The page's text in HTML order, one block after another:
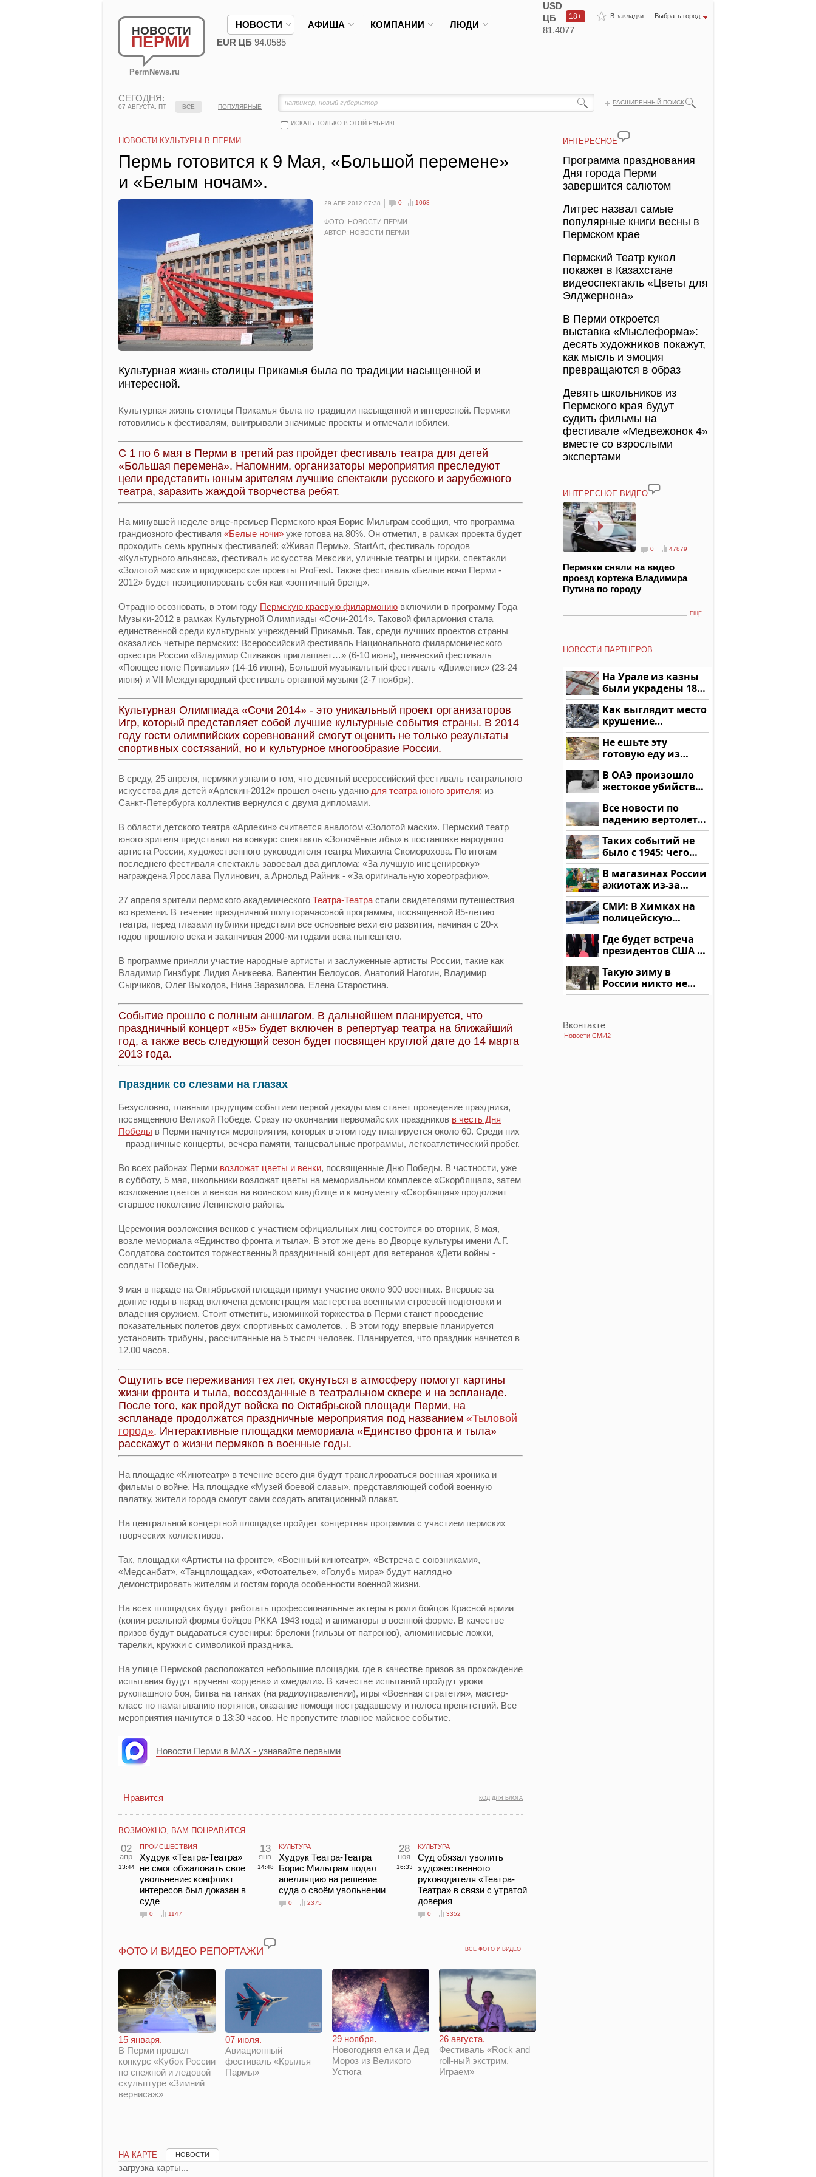
НОВОСТИ
ПЕРМИ
PermNews.ru
В закладки Выбрать город
18+
НОВОСТИ АФИША КОМПАНИИ ЛЮДИ
USD
ЦБ
81.4077
EUR ЦБ 94.0585
СЕГОДНЯ:
07 АВГУСТА, ПТ
РАСШИРЕННЫЙ ПОИСК
ИСКАТЬ ТОЛЬКО В ЭТОЙ РУБРИКЕ
ВСЕ ПОПУЛЯРНЫЕ
НОВОСТИ КУЛЬТУРЫ В ПЕРМИ
Пермь готовится к 9 Мая, «Большой перемене»
и «Белым ночам».
29 АПР 2012 07:38 0 1068
ФОТО: НОВОСТИ ПЕРМИ
АВТОР: НОВОСТИ ПЕРМИ
Культурная жизнь столицы Прикамья была по традиции насыщенной и
интересной.
Культурная жизнь столицы Прикамья была по традиции насыщенной и интересной. Пермяки
готовились к фестивалям, выигрывали значимые проекты и отмечали юбилеи.
С 1 по 6 мая в Перми в третий раз пройдет фестиваль театра для детей
«Большая перемена». Напомним, организаторы мероприятия преследуют
цели представить юным зрителям лучшие спектакли русского и зарубежного
театра, заразить жаждой творчества ребят.
На минувшей неделе вице-премьер Пермского края Борис Мильграм сообщил, что программа
грандиозного фестиваля «Белые ночи» уже готова на 80%. Он отметил, в рамках проекта будет
проходить семь крупных фестивалей: «Живая Пермь», StartArt, фестиваль городов
«Культурного альянса», фестиваль искусства Мексики, уличные театры и цирки, спектакли
«Золотой маски» и продюсерские проекты ProFest. Также фестиваль «Белые ночи Перми -
2012» будет позиционировать себя как «зонтичный бренд».
Отрадно осозновать, в этом году Пермскую краевую филармонию включили в программу Года
Музыки-2012 в рамках Культурной Олимпиады «Сочи-2014». Таковой филармония стала
единственной среди культурных учреждений Прикамья. Так, среди лучших проектов страны
оказались четыре пермских: Всероссийский фестиваль Национального филармонического
оркестра России «Владимир Спиваков приглашает…» (6-10 июня), певческий фестиваль
«Поющее поле Прикамья» (14-16 июня), Большой музыкальный фестиваль «Движение» (23-24
июня) и VII Международный фестиваль органной музыки (2-7 ноября).
Культурная Олимпиада «Сочи 2014» - это уникальный проект организаторов
Игр, который представляет собой лучшие культурные события страны. В 2014
году гости олимпийских соревнований смогут оценить не только результаты
спортивных состязаний, но и культурное многообразие России.
В среду, 25 апреля, пермяки узнали о том, что девятый всероссийский фестиваль театрального
искусства для детей «Арлекин-2012» прошел очень удачно для театра юного зрителя: из
Санкт-Петербурга коллектив вернулся с двумя дипломами.
В области детского театра «Арлекин» считается аналогом «Золотой маски». Пермский театр
юного зрителя представил на конкурс спектакль «Золочёные лбы» в постановке народного
артиста России, художественного руководителя театра Михаила Скоморохова. По итогам
последнего фестиваля спектакль завоевал два диплома: «За лучшую инсценировку»
награждена Ярослава Пулинович, а Арнольд Райник - «За оригинальную хореографию».
27 апреля зрители пермского академического Театра-Театра стали свидетелями путешествия
во времени. В течение праздничной полуторачасовой программы, посвященной 85-летию
театра, перед глазами публики предстали все основные вехи его развития, начиная с 20-х
годов прошлого века и заканчивая 2000-ми годами века нынешнего.
В программе приняли участие народные артисты и заслуженные артисты России, такие как
Владимир Гинзбург, Лидия Аникеева, Валентин Белоусов, Анатолий Нагогин, Владимир
Сырчиков, Олег Выходов, Нина Заразилова, Елена Старостина.
Событие прошло с полным аншлагом. В дальнейшем планируется, что
праздничный концерт «85» будет включен в репертуар театра на ближайший
год, а также весь следующий сезон будет посвящен круглой дате до 14 марта
2013 года.
Праздник со слезами на глазах
Безусловно, главным грядущим событием первой декады мая станет проведение праздника,
посвященного Великой Победе. Сразу по окончании первомайских праздников в честь Дня
Победы в Перми начнутся мероприятия, которых в этом году планируется около 60. Среди них
– праздничные концерты, вечера памяти, танцевальные программы, легкоатлетический пробег.
Во всех районах Перми возложат цветы и венки, посвященные Дню Победы. В частности, уже
в субботу, 5 мая, школьники возложат цветы на мемориальном комплексе «Скорбящая», затем
возложение цветов и венков на воинском кладбище и к монументу «Скорбящая» продолжит
старшее поколение Ленинского района.
Церемония возложения венков с участием официальных лиц состоится во вторник, 8 мая,
возле мемориала «Единство фронта и тыла». В этот же день во Дворце культуры имени А.Г.
Солдатова состоится торжественный праздничный концерт для ветеранов «Дети войны -
солдаты Победы».
9 мая в параде на Октябрьской площади примут участие около 900 военных. Впервые за
долгие годы в парад включена демонстрация мастерства военными строевой подготовки и
владения оружием. Стоит отметить, изюминкой торжества в Перми станет проведение
показательных полетов двух спортивных самолетов. . В этом году впервые планируется
установить трибуны, рассчитанные на 5 тысяч человек. Планируется, что праздник начнется в
12.00 часов.
Ощутить все переживания тех лет, окунуться в атмосферу помогут картины
жизни фронта и тыла, воссозданные в театральном сквере и на эспланаде.
После того, как пройдут войска по Октябрьской площади Перми, на
эспланаде продолжатся праздничные мероприятия под названием «Тыловой
город». Интерактивные площадки мемориала «Единство фронта и тыла»
расскажут о жизни пермяков в военные годы.
На площадке «Кинотеатр» в течение всего дня будут транслироваться военная хроника и
фильмы о войне. На площадке «Музей боевой славы», представляющей собой военную
палатку, жители города смогут сами создать агитационный плакат.
На центральной концертной площадке пройдет концертная программа с участием пермских
творческих коллективов.
Так, площадки «Артисты на фронте», «Военный кинотеатр», «Встреча с союзниками»,
«Медсанбат», «Танцплощадка», «Фотоателье», «Голубь мира» будут наглядно
демонстрировать жителям и гостям города особенности военной жизни.
На всех площадках будут работать профессиональные актеры в роли бойцов Красной армии
(копия реальной формы бойцов РККА 1943 года) и аниматоры в военной форме. В качестве
призов будут выдаваться сувениры: брелоки (гильзы от патронов), алюминиевые ложки,
тарелки, кружки с символикой праздника.
На улице Пермской расположатся небольшие площадки, где в качестве призов за прохождение
испытания будут вручены «ордена» и «медали». В качестве испытаний пройдут уроки
рукопашного боя, битва на танках (на радиоуправлении), игры «Военная стратегия», мастер-
класс по наматыванию портянок, оказание помощи пострадавшему и полоса препятствий. Все
мероприятия начнутся в 13:30 часов. Не пропустите главное майское событие.
Новости Перми в MAX - узнавайте первыми
КОД ДЛЯ БЛОГА
Нравится
ВОЗМОЖНО, ВАМ ПОНРАВИТСЯ
02
апр
13:44
ПРОИСШЕСТВИЯ
Худрук «Театра-Театра»
не смог обжаловать свое
увольнение: конфликт
интересов был доказан в
суде
0 1147
13
янв
14:48
КУЛЬТУРА
Худрук Театра-Театра
Борис Мильграм подал
апелляцию на решение
суда о своём увольнении
0 2375
28
ноя
16:33
КУЛЬТУРА
Суд обязал уволить
художественного
руководителя «Театра-
Театра» в связи с утратой
доверия
0 3352
ВСЕ ФОТО И ВИДЕО
ФОТО И ВИДЕО РЕПОРТАЖИ
15 января.
В Перми прошел
конкурс «Кубок России
по снежной и ледовой
скульптуре «Зимний
вернисаж»
07 июля.
Авиационный
фестиваль «Крылья
Пармы»
29 ноября.
Новогодняя елка и Дед
Мороз из Великого
Устюга
26 августа.
Фестиваль «Rock and
roll-ный экстрим.
Играем»
ИНТЕРЕСНОЕ
Программа празднования
Дня города Перми
завершится салютом
Литрес назвал самые
популярные книги весны в
Пермском крае
Пермский Театр кукол
покажет в Казахстане
видеоспектакль «Цветы для
Элджернона»
В Перми откроется
выставка «Мыслеформа»:
десять художников покажут,
как мысль и эмоция
превращаются в образ
Девять школьников из
Пермского края будут
судить фильмы на
фестивале «Медвежонок 4»
вместе со взрослыми
экспертами
ИНТЕРЕСНОЕ ВИДЕО
0 47879
Пермяки сняли на видео
проезд кортежа Владимира
Путина по городу
ЕЩЁ
НОВОСТИ ПАРТНЕРОВ
На Урале из казны
были украдены 18
миллионов рублей
Как выглядит место
крушение
вертолета на
Кавказе: смотреть
Не ешьте эту
готовую еду из
магазина: список
В ОАЭ произошло
жестокое убийство
криптомиллионера
Все новости по
падению вертолета
на Кавказе: читать
здесь
Таких событий не
было с 1945: чего
ждать всем нам?
В магазинах России
ажиотаж из-за
этого продукта: что
купить?
СМИ: В Химках на
полицейскую
машину напали и
подожгли.
Где будет встреча
президентов США и
России: Европа?
Такую зиму в
России никто не
ждал: как так?!
Вконтакте
Новости СМИ2
НА КАРТЕ НОВОСТИ
загрузка карты...